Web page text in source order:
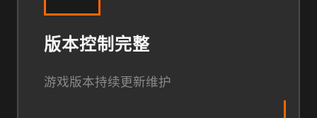
版本控制完整
游戏版本持续更新维护